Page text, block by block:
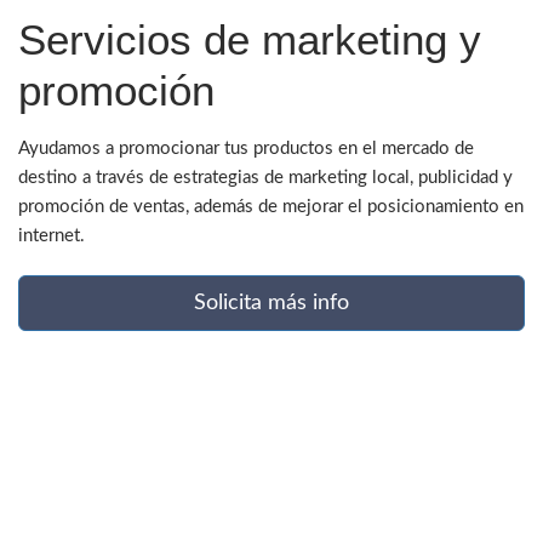
Servicios de marketing y
promoción
Ayudamos a promocionar tus productos en el mercado de
destino a través de estrategias de marketing local, publicidad y
promoción de ventas, además de mejorar el posicionamiento en
internet.
Solicita más info